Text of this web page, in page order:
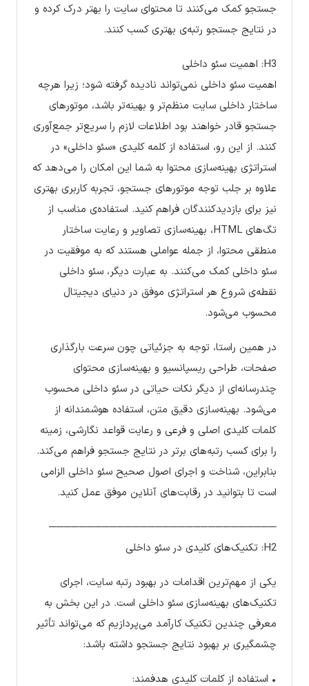
جستجو کمک می‌کنند تا محتوای سایت را بهتر درک کرده و
در نتایج جستجو رتبه‌ی بهتری کسب کنند.
H3: اهمیت سئو داخلی
اهمیت سئو داخلی نمی‌تواند نادیده گرفته شود؛ زیرا هرچه
ساختار داخلی سایت منظم‌تر و بهینه‌تر باشد، موتورهای
جستجو قادر خواهند بود اطلاعات لازم را سریع‌تر جمع‌آوری
کنند. از این رو، استفاده از کلمه کلیدی «سئو داخلی» در
استراتژی بهینه‌سازی محتوا به شما این امکان را می‌دهد که
علاوه بر جلب توجه موتورهای جستجو، تجربه کاربری بهتری
نیز برای بازدیدکنندگان فراهم کنید. استفاده‌ی مناسب از
تگ‌های HTML، بهینه‌سازی تصاویر و رعایت ساختار
منطقی محتوا، از جمله عواملی هستند که به موفقیت در
سئو داخلی کمک می‌کنند. به عبارت دیگر، سئو داخلی
نقطه‌ی شروع هر استراتژی موفق در دنیای دیجیتال
محسوب می‌شود.
در همین راستا، توجه به جزئیاتی چون سرعت بارگذاری
صفحات، طراحی ریسپانسیو و بهینه‌سازی محتوای
چندرسانه‌ای از دیگر نکات حیاتی در سئو داخلی محسوب
می‌شود. بهینه‌سازی دقیق متن، استفاده هوشمندانه از
کلمات کلیدی اصلی و فرعی و رعایت قواعد نگارشی، زمینه
را برای کسب رتبه‌های برتر در نتایج جستجو فراهم می‌کند.
بنابراین، شناخت و اجرای اصول صحیح سئو داخلی الزامی
است تا بتوانید در رقابت‌های آنلاین موفق عمل کنید.
──────────────────────────────
H2: تکنیک‌های کلیدی در سئو داخلی
یکی از مهم‌ترین اقدامات در بهبود رتبه سایت، اجرای
تکنیک‌های بهینه‌سازی سئو داخلی است. در این بخش به
معرفی چندین تکنیک کارآمد می‌پردازیم که می‌تواند تأثیر
چشمگیری بر بهبود نتایج جستجو داشته باشد:
• استفاده از کلمات کلیدی هدفمند: